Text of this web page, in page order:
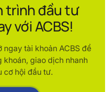
trình đầu tư
với ACBS!
tài khoản ACBS để
giao dịch nhanh
cơ hội đầu tư.